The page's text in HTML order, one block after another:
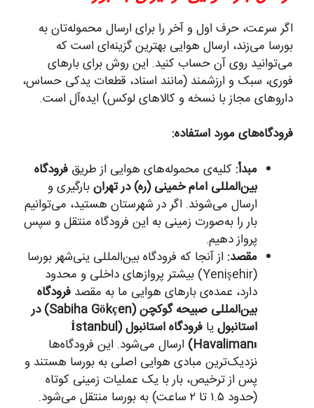
اگر سرعت، حرف اول و آخر را برای ارسال محموله‌تان به
بورسا می‌زند، ارسال هوایی بهترین گزینه‌ای است که
می‌توانید روی آن حساب کنید. این روش برای بارهای
فوری، سبک و ارزشمند (مانند اسناد، قطعات یدکی حساس،
داروهای مجاز با نسخه و کالاهای لوکس) ایده‌آل است.
فرودگاه‌های مورد استفاده:
مبدأ:کلیه‌ی محموله‌های هوایی از طریق فرودگاه
بین‌المللی امام خمینی (ره) در تهرانبارگیری و
ارسال می‌شوند. اگر در شهرستان هستید، می‌توانیم
بار را به‌صورت زمینی به این فرودگاه منتقل و سپس
پرواز دهیم.
مقصد:از آنجا که فرودگاه بین‌المللی ینی‌شهر بورسا
(Yenişehir) بیشتر پروازهای داخلی و محدود
دارد، عمده‌ی بارهای هوایی ما به مقصد فرودگاه
بین‌المللی صبیحه گوکچن (Sabiha Gökçen) در
استانبولیا
فرودگاه استانبول (İstanbul
Havalimanı) ارسال می‌شود. این فرودگاه‌ها
نزدیک‌ترین مبادی هوایی اصلی به بورسا هستند و
پس از ترخیص، بار با یک عملیات زمینی کوتاه
(حدود ۱.۵ تا ۲ ساعت) به بورسا منتقل می‌شود.